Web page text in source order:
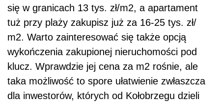
się w granicach 13 tys. zł/m2, a apartament
tuż przy plaży zakupisz już za 16-25 tys. zł/
m2. Warto zainteresować się także opcją
wykończenia zakupionej nieruchomości pod
klucz. Wprawdzie jej cena za m2 rośnie, ale
taka możliwość to spore ułatwienie zwłaszcza
dla inwestorów, których od Kołobrzegu dzieli